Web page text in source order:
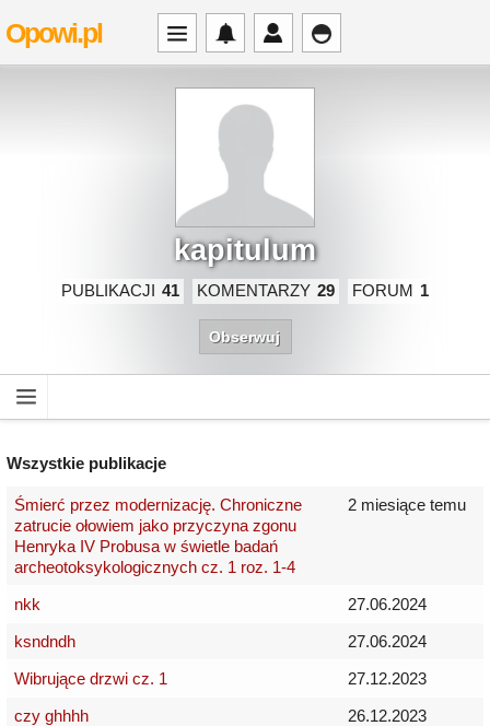
Opowi.pl
kapitulum
PUBLIKACJI 41 KOMENTARZY 29 FORUM 1
Obserwuj
Wszystkie publikacje
Śmierć przez modernizację. Chroniczne
zatrucie ołowiem jako przyczyna zgonu
Henryka IV Probusa w świetle badań
archeotoksykologicznych cz. 1 roz. 1-4
2 miesiące temu
nkk
27.06.2024
ksndndh
27.06.2024
Wibrujące drzwi cz. 1
27.12.2023
czy ghhhh
26.12.2023